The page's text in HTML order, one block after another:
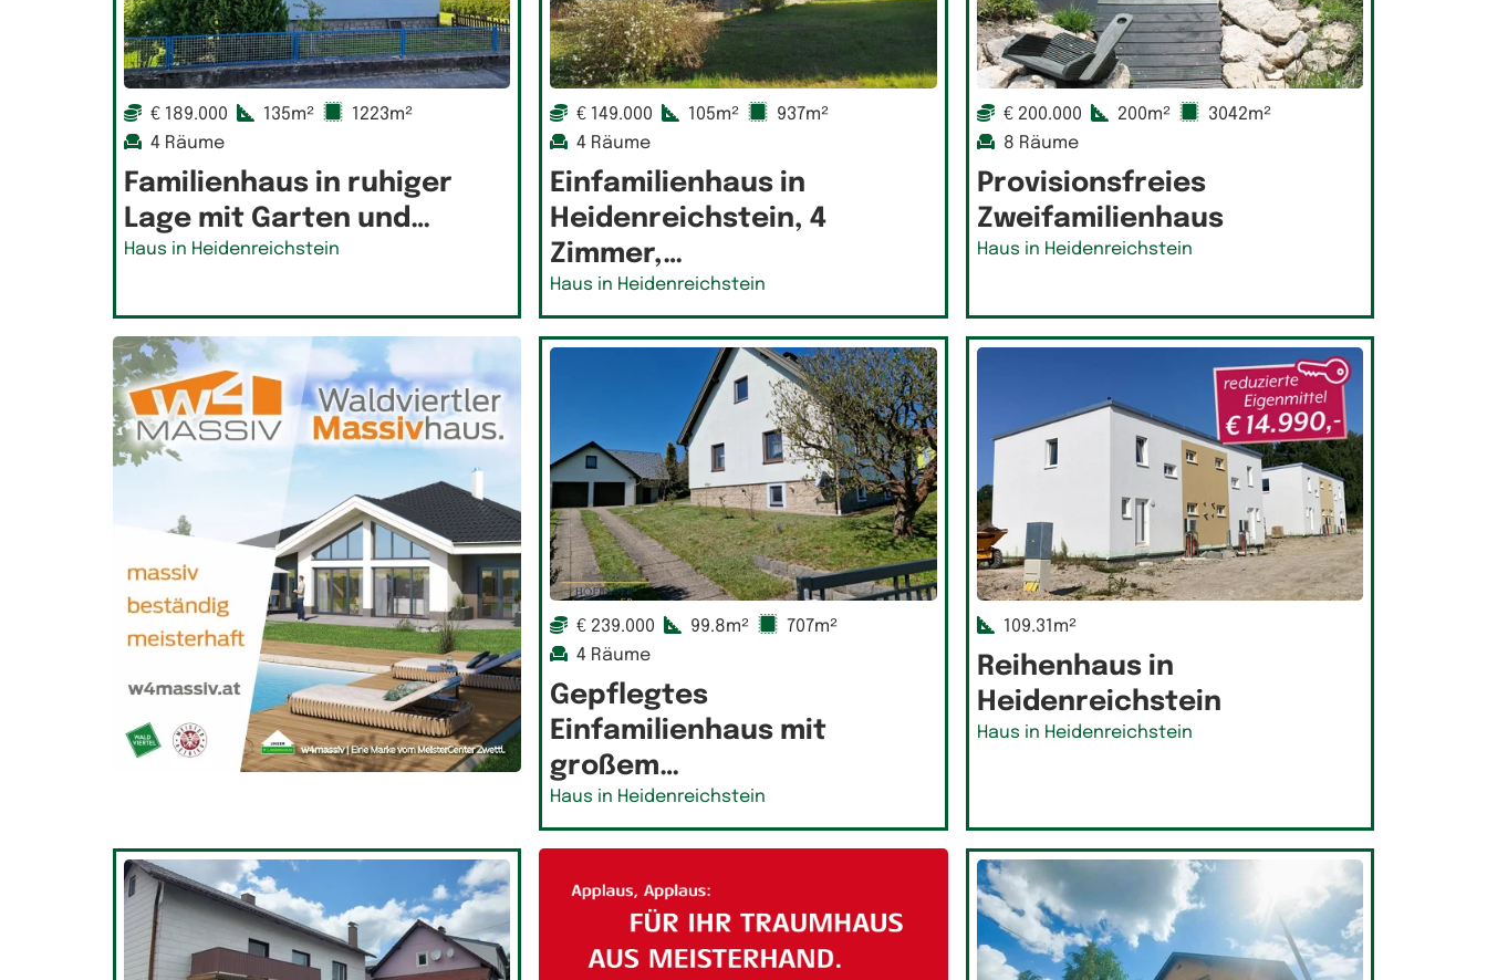
€ 189.000 135m²
1223m²
4 Räume
Familienhaus in ruhiger
Lage mit Garten und…
Haus in Heidenreichstein
€ 149.000 105m²
937m²
4 Räume
Einfamilienhaus in
Heidenreichstein, 4
Zimmer,…
Haus in Heidenreichstein
€ 200.000 200m²
3042m²
8 Räume
Provisionsfreies
Zweifamilienhaus
Haus in Heidenreichstein
€ 239.000 99.8m²
707m²
4 Räume
Gepflegtes
Einfamilienhaus mit
großem…
Haus in Heidenreichstein
109.31m²
Reihenhaus in
Heidenreichstein
Haus in Heidenreichstein